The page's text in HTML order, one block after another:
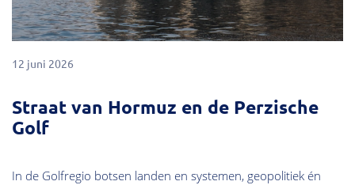
12 juni 2026
Straat van Hormuz en de Perzische
Golf
In de Golfregio botsen landen en systemen, geopolitiek én